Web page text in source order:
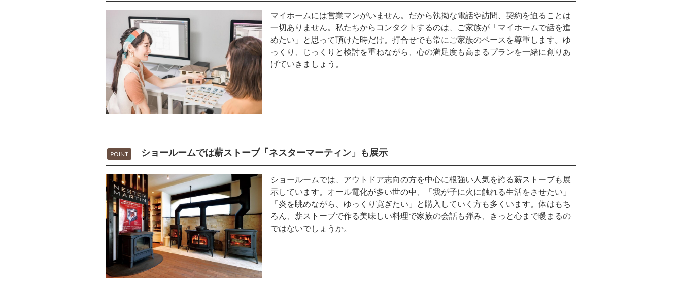
マイホームには営業マンがいません。だから執拗な電話や訪問、契約を迫ることは
一切ありません。私たちからコンタクトするのは、ご家族が「マイホームで話を進
めたい」と思って頂けた時だけ。打合せでも常にご家族のペースを尊重します。ゆ
っくり、じっくりと検討を重ねながら、心の満足度も高まるプランを一緒に創りあ
げていきましょう。
POINT ショールームでは薪ストーブ「ネスターマーティン」も展示
ショールームでは、アウトドア志向の方を中心に根強い人気を誇る薪ストーブも展
示しています。オール電化が多い世の中、「我が子に火に触れる生活をさせたい」
「炎を眺めながら、ゆっくり寛ぎたい」と購入していく方も多くいます。体はもち
ろん、薪ストーブで作る美味しい料理で家族の会話も弾み、きっと心まで暖まるの
ではないでしょうか。